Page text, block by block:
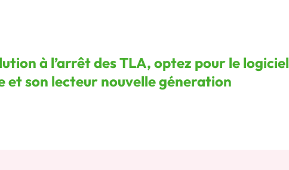
à l’arrêt des TLA, optez pour le logiciel
et son lecteur nouvelle géneration